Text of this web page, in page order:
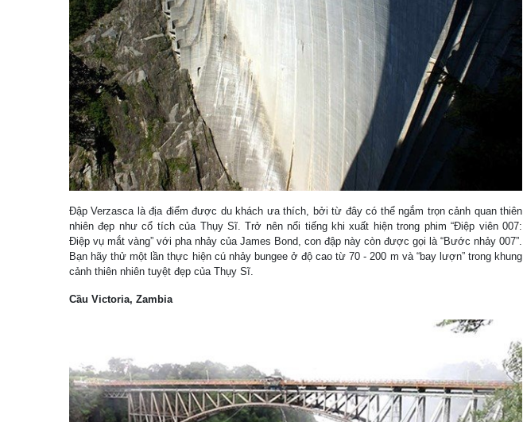
Đập Verzasca là địa điểm được du khách ưa thích, bởi từ đây có thể ngắm trọn cảnh quan thiên
nhiên đẹp như cổ tích của Thụy Sĩ. Trở nên nổi tiếng khi xuất hiện trong phim “Điệp viên 007:
Điệp vụ mắt vàng” với pha nhảy của James Bond, con đập này còn được gọi là “Bước nhảy 007”.
Bạn hãy thử một lần thực hiện cú nhảy bungee ở độ cao từ 70 - 200 m và “bay lượn” trong khung
cảnh thiên nhiên tuyệt đẹp của Thụy Sĩ.
Cầu Victoria, Zambia